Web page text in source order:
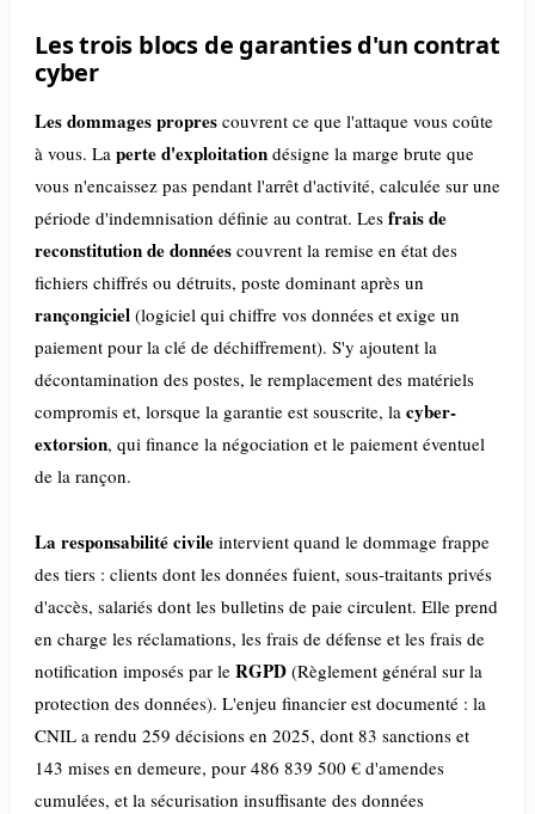
Les trois blocs de garanties d'un contrat
cyber
Les dommages propres couvrent ce que l'attaque vous coûte
à vous. La perte d'exploitation désigne la marge brute que
vous n'encaissez pas pendant l'arrêt d'activité, calculée sur une
période d'indemnisation définie au contrat. Les frais de
reconstitution de données couvrent la remise en état des
fichiers chiffrés ou détruits, poste dominant après un
rançongiciel (logiciel qui chiffre vos données et exige un
paiement pour la clé de déchiffrement). S'y ajoutent la
décontamination des postes, le remplacement des matériels
compromis et, lorsque la garantie est souscrite, la cyber-
extorsion, qui finance la négociation et le paiement éventuel
de la rançon.
La responsabilité civile intervient quand le dommage frappe
des tiers : clients dont les données fuient, sous-traitants privés
d'accès, salariés dont les bulletins de paie circulent. Elle prend
en charge les réclamations, les frais de défense et les frais de
notification imposés par le RGPD (Règlement général sur la
protection des données). L'enjeu financier est documenté : la
CNIL a rendu 259 décisions en 2025, dont 83 sanctions et
143 mises en demeure, pour 486 839 500 € d'amendes
cumulées, et la sécurisation insuffisante des données